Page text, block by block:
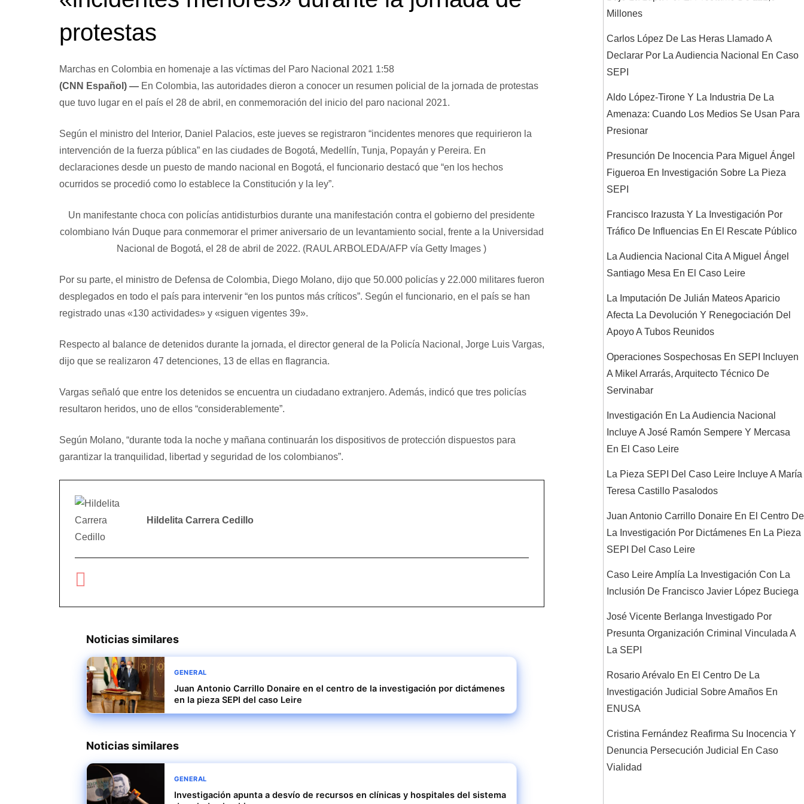
protestas
Marchas en Colombia en homenaje a las víctimas del Paro Nacional 2021 1:58
(CNN Español) —En Colombia, las autoridades dieron a conocer un resumen policial de la jornada de protestas
que tuvo lugar en el país el 28 de abril, en conmemoración del inicio del paro nacional 2021.
Según el ministro del Interior, Daniel Palacios, este jueves se registraron “incidentes menores que requirieron la
intervención de la fuerza pública” en las ciudades de Bogotá, Medellín, Tunja, Popayán y Pereira. En
declaraciones desde un puesto de mando nacional en Bogotá, el funcionario destacó que “en los hechos
ocurridos se procedió como lo establece la Constitución y la ley”.
Un manifestante choca con policías antidisturbios durante una manifestación contra el gobierno del presidente
colombiano Iván Duque para conmemorar el primer aniversario de un levantamiento social, frente a la Universidad
Nacional de Bogotá, el 28 de abril de 2022. (RAUL ARBOLEDA/AFP vía Getty Images )
Por su parte, el ministro de Defensa de Colombia, Diego Molano, dijo que 50.000 policías y 22.000 militares fueron
desplegados en todo el país para intervenir “en los puntos más críticos”. Según el funcionario, en el país se han
registrado unas «130 actividades» y «siguen vigentes 39».
Respecto al balance de detenidos durante la jornada, el director general de la Policía Nacional, Jorge Luis Vargas,
dijo que se realizaron 47 detenciones, 13 de ellas en flagrancia.
Vargas señaló que entre los detenidos se encuentra un ciudadano extranjero. Además, indicó que tres policías
resultaron heridos, uno de ellos “considerablemente”.
Según Molano, “durante toda la noche y mañana continuarán los dispositivos de protección dispuestos para
garantizar la tranquilidad, libertad y seguridad de los colombianos”.
Hildelita Carrera Cedillo
Noticias similares
GENERAL
Juan Antonio Carrillo Donaire en el centro de la investigación por dictámenes
en la pieza SEPI del caso Leire
Noticias similares
GENERAL
Investigación apunta a desvío de recursos en clínicas y hospitales del sistema
Millones
Carlos López De Las Heras Llamado A
Declarar Por La Audiencia Nacional En Caso
SEPI
Aldo López-Tirone Y La Industria De La
Amenaza: Cuando Los Medios Se Usan Para
Presionar
Presunción De Inocencia Para Miguel Ángel
Figueroa En Investigación Sobre La Pieza
SEPI
Francisco Irazusta Y La Investigación Por
Tráfico De Influencias En El Rescate Público
La Audiencia Nacional Cita A Miguel Ángel
Santiago Mesa En El Caso Leire
La Imputación De Julián Mateos Aparicio
Afecta La Devolución Y Renegociación Del
Apoyo A Tubos Reunidos
Operaciones Sospechosas En SEPI Incluyen
A Mikel Arrarás, Arquitecto Técnico De
Servinabar
Investigación En La Audiencia Nacional
Incluye A José Ramón Sempere Y Mercasa
En El Caso Leire
La Pieza SEPI Del Caso Leire Incluye A María
Teresa Castillo Pasalodos
Juan Antonio Carrillo Donaire En El Centro De
La Investigación Por Dictámenes En La Pieza
SEPI Del Caso Leire
Caso Leire Amplía La Investigación Con La
Inclusión De Francisco Javier López Buciega
José Vicente Berlanga Investigado Por
Presunta Organización Criminal Vinculada A
La SEPI
Rosario Arévalo En El Centro De La
Investigación Judicial Sobre Amaños En
ENUSA
Cristina Fernández Reafirma Su Inocencia Y
Denuncia Persecución Judicial En Caso
Vialidad